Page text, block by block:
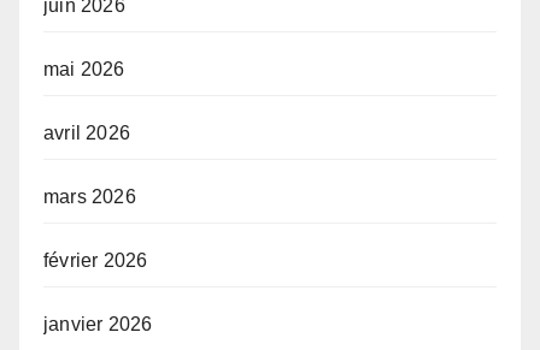
juin 2026
mai 2026
avril 2026
mars 2026
février 2026
janvier 2026